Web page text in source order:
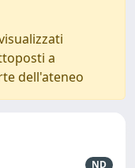
a
dell'ateneo
ND